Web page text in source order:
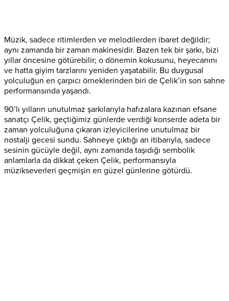
Müzik, sadece ritimlerden ve melodilerden ibaret değildir;
aynı zamanda bir zaman makinesidir. Bazen tek bir şarkı, bizi
yıllar öncesine götürebilir; o dönemin kokusunu, heyecanını
ve hatta giyim tarzlarını yeniden yaşatabilir. Bu duygusal
yolculuğun en çarpıcı örneklerinden biri de Çelik’in son sahne
performansında yaşandı.
90’lı yılların unutulmaz şarkılarıyla hafızalara kazınan efsane
sanatçı Çelik, geçtiğimiz günlerde verdiği konserde adeta bir
zaman yolculuğuna çıkaran izleyicilerine unutulmaz bir
nostalji gecesi sundu. Sahneye çıktığı an itibarıyla, sadece
sesinin gücüyle değil, aynı zamanda taşıdığı sembolik
anlamlarla da dikkat çeken Çelik, performansıyla
müzikseverleri geçmişin en güzel günlerine götürdü.